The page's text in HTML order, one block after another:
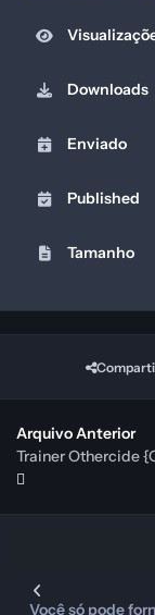
Downloads
Enviado
Published
Tamanho
Arquivo Anterior
Você só pode